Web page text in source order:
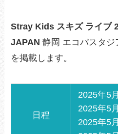
Stray Kids スキズ ライブ
JAPAN 静岡 エコパスタ
を掲載します。
日程
2025年5
2025年5
2025年5